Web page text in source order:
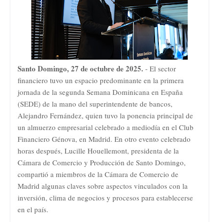
Santo Domingo, 27 de octubre de 2025. - El sector
financiero tuvo un espacio predominante en la primera
jornada de la segunda Semana Dominicana en España
(SEDE) de la mano del superintendente de bancos,
Alejandro Fernández, quien tuvo la ponencia principal de
un almuerzo empresarial celebrado a mediodía en el Club
Financiero Génova, en Madrid. En otro evento celebrado
horas después, Lucille Houellemont, presidenta de la
Cámara de Comercio y Producción de Santo Domingo,
compartió a miembros de la Cámara de Comercio de
Madrid algunas claves sobre aspectos vinculados con la
inversión, clima de negocios y procesos para establecerse
en el país.